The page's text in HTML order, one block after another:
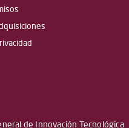
de Innovación Tecnológica